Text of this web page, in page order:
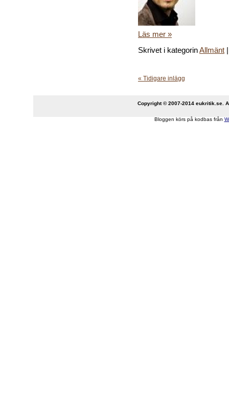
Läs mer »
Skrivet i kategorinAllmänt
« Tidigare inlägg
Copyright © 2007-2014 eukritik.se.
Bloggen körs på kodbas från